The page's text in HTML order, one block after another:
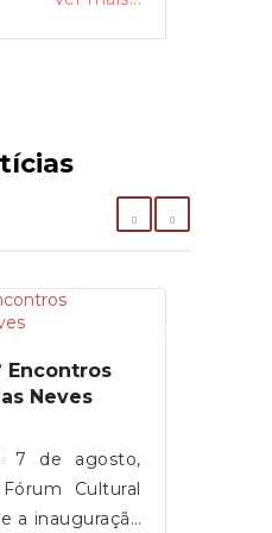
Encontros
Neves
7 de agosto,
Cultural
a inauguração